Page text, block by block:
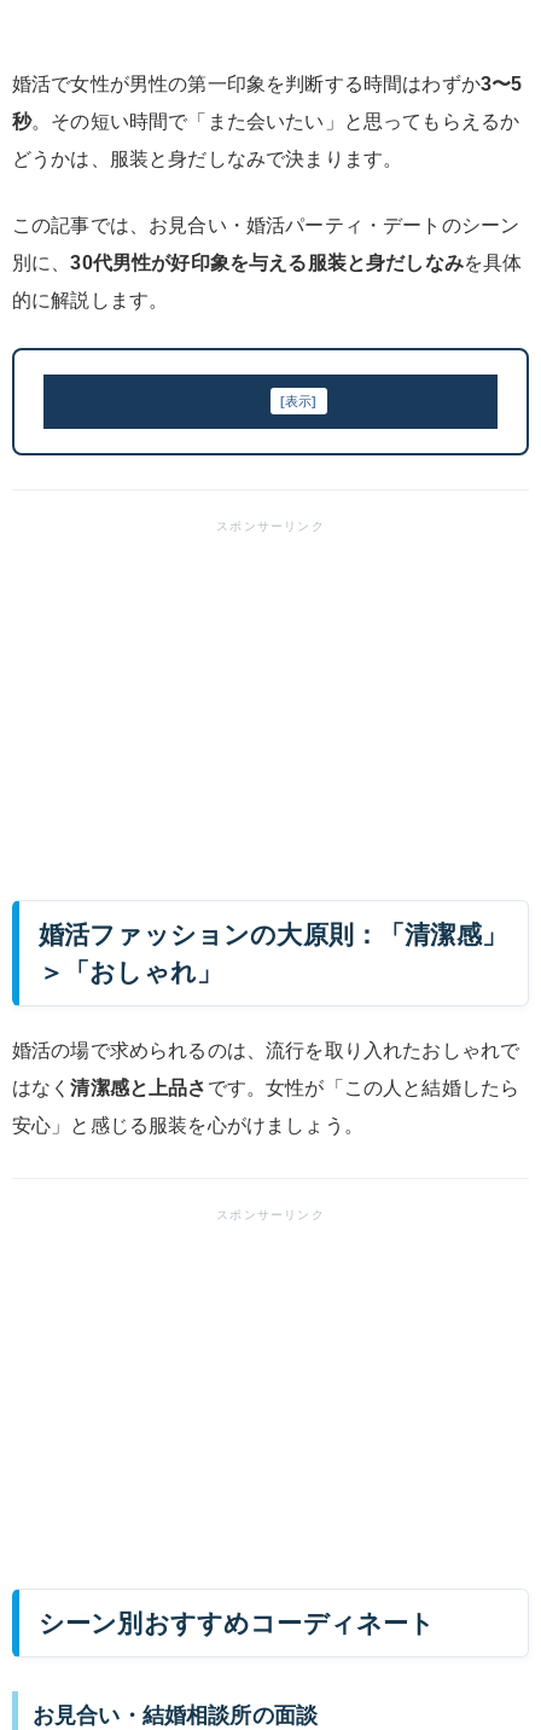
婚活で女性が男性の第一印象を判断する時間はわずか3〜5
秒。その短い時間で「また会いたい」と思ってもらえるか
どうかは、服装と身だしなみで決まります。
この記事では、お見合い・婚活パーティ・デートのシーン
別に、30代男性が好印象を与える服装と身だしなみを具体
的に解説します。
[表示]
婚活ファッションの大原則：「清潔感」
＞「おしゃれ」
婚活の場で求められるのは、流行を取り入れたおしゃれで
はなく清潔感と上品さ です。女性が「この人と結婚したら
安心」と感じる服装を心がけましょう。
シーン別おすすめコーディネート
お見合い・結婚相談所の面談